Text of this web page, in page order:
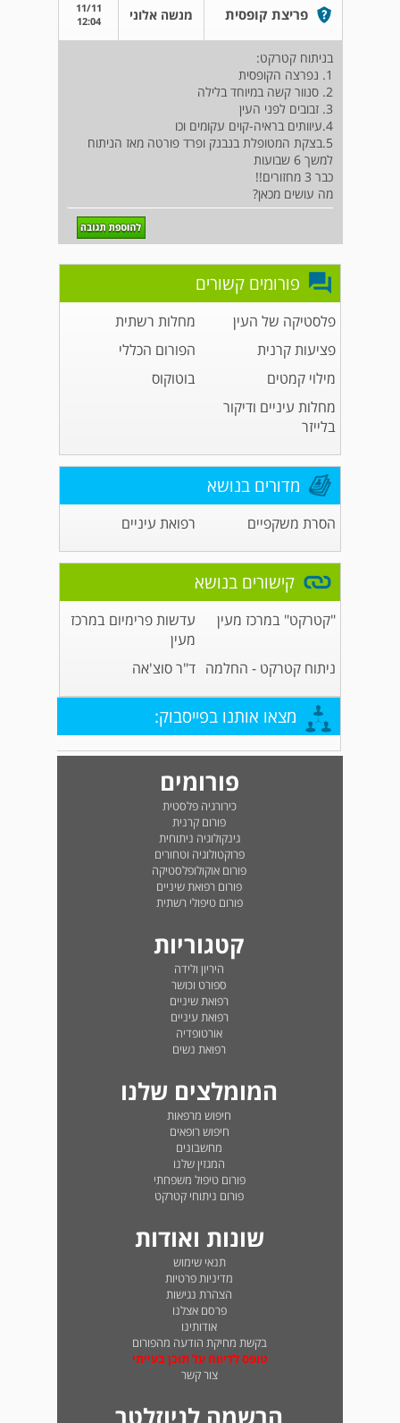
פריצת קופסית מנשה אלוני
11/11
12:04
בניתוח קטרקט:
1. נפרצה הקופסית
2. סנוור קשה במיוחד בלילה
3. זבובים לפני העין
4.עיוותים בראיה-קוים עקומים וכו
5.בצקת המטופלת בנבנק ופרד פורטה מאז הניתוח
למשך 6 שבועות
כבר 3 מחזורים!!
מה עושים מכאן?
פורומים קשורים
פלסטיקה של העין
מחלות רשתית
פציעות קרנית
הפורום הכללי
מילוי קמטים
בוטוקוס
מחלות עיניים ודיקור
בלייזר
מדורים בנושא
הסרת משקפיים רפואת עיניים
קישורים בנושא
"קטרקט" במרכז מעין
עדשות פרימיום במרכז
מעין
ניתוח קטרקט - החלמה ד"ר סוצ'אה
מצאו אותנו בפייסבוק:
פורומים
כירורגיה פלסטית
פורום קרנית
גינקולוגיה ניתוחית
פרוקטולוגיה וטחורים
פורום אוקולופלסטיקה
פורום רפואת שיניים
פורום טיפולי רשתית
קטגוריות
היריון ולידה
ספורט וכושר
רפואת שיניים
רפואת עיניים
אורטופדיה
רפואת נשים
המומלצים שלנו
חיפוש מרפאות
חיפוש רופאים
מחשבונים
המגזין שלנו
פורום טיפול משפחתי
פורום ניתוחי קטרקט
שונות ואודות
תנאי שימוש
מדיניות פרטיות
הצהרת נגישות
פרסם אצלנו
אודותינו
בקשת מחיקת הודעה מהפורום
טופס לדיווח על תוכן בעייתי
צור קשר